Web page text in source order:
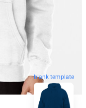
blank template